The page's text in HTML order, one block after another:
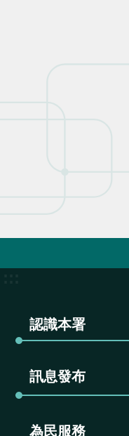
認識本署
訊息發布
為民服務